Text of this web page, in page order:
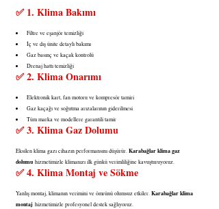
✅ 1. Klima Bakımı
Filtre ve eşanjör temizliği
İç ve dış ünite detaylı bakımı
Gaz basınç ve kaçak kontrolü
Drenaj hattı temizliği
✅ 2. Klima Onarımı
Elektronik kart, fan motoru ve kompresör tamiri
Gaz kaçağı ve soğutma arızalarının giderilmesi
Tüm marka ve modellere garantili tamir
✅ 3. Klima Gaz Dolumu
Eksilen klima gazı cihazın performansını düşürür. Karabağlar klima gaz
dolumu hizmetimizle klimanızı ilk günkü verimliliğine kavuşturuyoruz.
✅ 4. Klima Montaj ve Sökme
Yanlış montaj, klimanın verimini ve ömrünü olumsuz etkiler. Karabağlar klima
montaj hizmetimizle profesyonel destek sağlıyoruz.